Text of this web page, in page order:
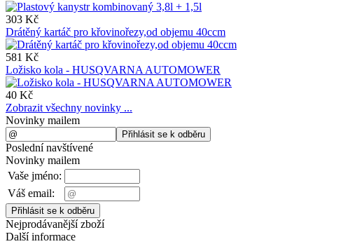
303 Kč
Drátěný kartáč pro křovinořezy,od objemu 40ccm
581 Kč
Ložisko kola - HUSQVARNA AUTOMOWER
40 Kč
Zobrazit všechny novinky ...
Novinky mailem
Poslední navštívené
Novinky mailem
Vaše jméno:
Váš email:
Nejprodávanější zboží
Další informace